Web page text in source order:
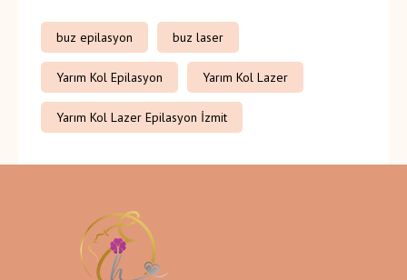
buz epilasyon buz laser
Yarım Kol Epilasyon Yarım Kol Lazer
Yarım Kol Lazer Epilasyon İzmit